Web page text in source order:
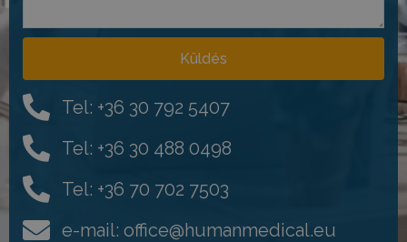
Küldés
Tel: +36 30 792 5407
Tel: +36 30 488 0498
Tel: +36 70 702 7503
e-mail: office@humanmedical.eu